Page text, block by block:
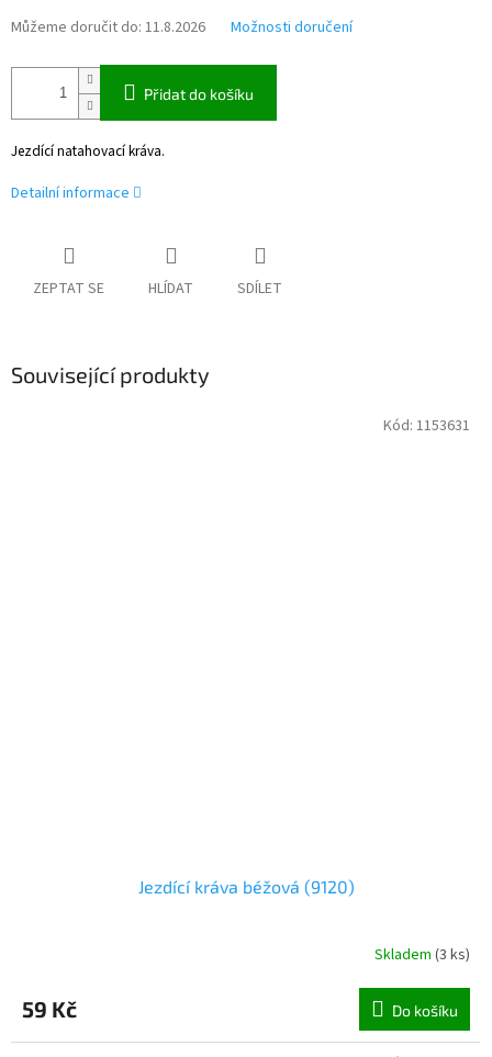
Můžeme doručit do: 11.8.2026 Možnosti doručení
Přidat do košíku
Jezdící natahovací kráva.
Detailní informace
ZEPTAT SE HLÍDAT SDÍLET
Související produkty
Jezdící kráva béžová (9120)
Skladem (3 ks)
59 Kč Do košíku
Kód: 1153631